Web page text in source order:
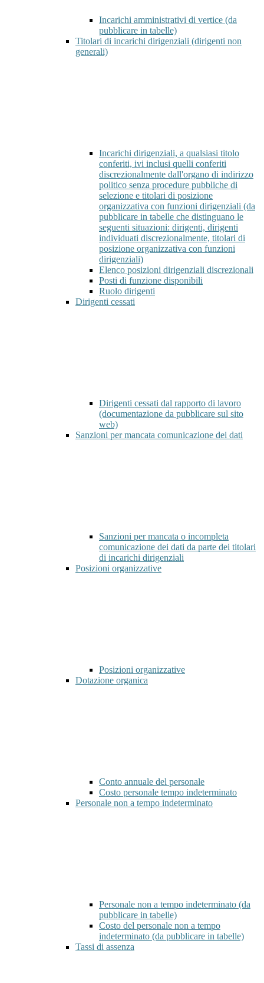
Incarichi amministrativi di vertice (da
pubblicare in tabelle)
Titolari di incarichi dirigenziali (dirigenti non
generali)
Incarichi dirigenziali, a qualsiasi titolo
conferiti, ivi inclusi quelli conferiti
discrezionalmente dall'organo di indirizzo
politico senza procedure pubbliche di
selezione e titolari di posizione
organizzativa con funzioni dirigenziali (da
pubblicare in tabelle che distinguano le
seguenti situazioni: dirigenti, dirigenti
individuati discrezionalmente, titolari di
posizione organizzativa con funzioni
dirigenziali)
Elenco posizioni dirigenziali discrezionali
Posti di funzione disponibili
Ruolo dirigenti
Dirigenti cessati
Dirigenti cessati dal rapporto di lavoro
(documentazione da pubblicare sul sito
web)
Sanzioni per mancata comunicazione dei dati
Sanzioni per mancata o incompleta
comunicazione dei dati da parte dei titolari
di incarichi dirigenziali
Posizioni organizzative
Posizioni organizzative
Dotazione organica
Conto annuale del personale
Costo personale tempo indeterminato
Personale non a tempo indeterminato
Personale non a tempo indeterminato (da
pubblicare in tabelle)
Costo del personale non a tempo
indeterminato (da pubblicare in tabelle)
Tassi di assenza